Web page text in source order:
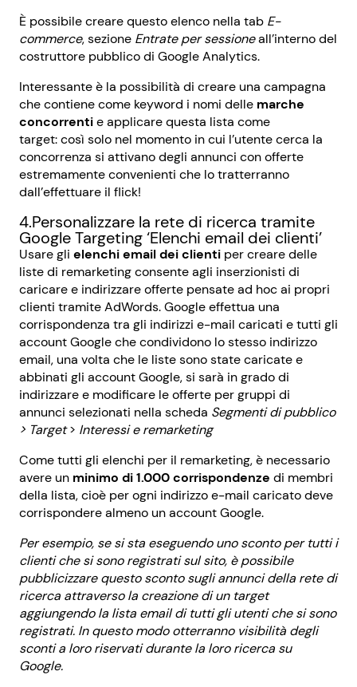
È possibile creare questo elenco nella tab E-
commerce, sezione Entrate per sessioneall’interno del
costruttore pubblico di Google Analytics.
Interessante è la possibilità di creare una campagna
che contiene come keyword i nomi delle marche
concorrentie applicare questa lista come
target:così solo nel momento in cui l’utente cerca la
concorrenza si attivano degli annunci con offerte
estremamente convenienti che lo tratterranno
dall’effettuare il flick!
4.Personalizzare la rete di ricerca tramite
Google Targeting ‘Elenchi email dei clienti’
Usare gli elenchi email dei clienti per creare delle
liste di remarketing consente agli inserzionisti di
caricare e indirizzare offerte pensate ad hoc ai propri
clienti tramite AdWords. Google effettua una
corrispondenza tra gli indirizzi e-mail caricati e tutti gli
account Google che condividono lo stesso indirizzo
email, una volta che le liste sono state caricate e
abbinati gli account Google, si sarà in grado di
indirizzare e modificare le offerte per gruppi di
annunci selezionati nella scheda Segmenti di pubblico
> Target> Interessi e remarketing
Come tutti gli elenchi per il remarketing, è necessario
avere un minimo di 1.000 corrispondenze di membri
della lista, cioè per ogni indirizzo e-mail caricato deve
corrispondere almeno un account Google.
Per esempio, se si sta eseguendo uno sconto per tutti i
clienti che si sono registrati sul sito, è possibile
pubblicizzare questo sconto sugli annunci della rete di
ricerca attraverso la creazione di un target
aggiungendo la lista email di tutti gli utenti che si sono
registrati. In questo modo otterranno visibilità degli
sconti a loro riservati durante la loro ricerca su
Google.